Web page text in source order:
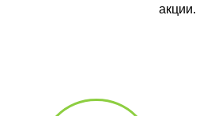
акции.